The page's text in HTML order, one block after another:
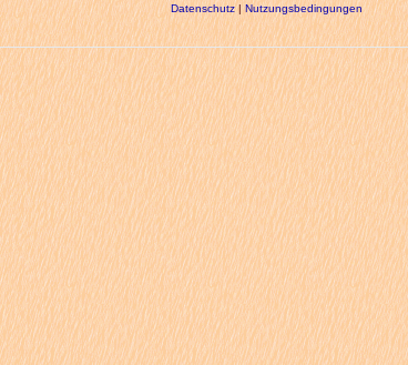
Datenschutz|Nutzungsbedingungen